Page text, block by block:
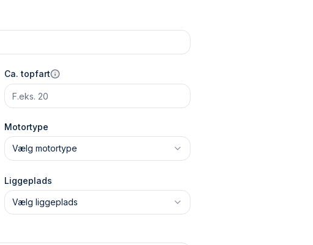
Ca. topfart
Motortype
Vælg motortype
Liggeplads
Vælg liggeplads